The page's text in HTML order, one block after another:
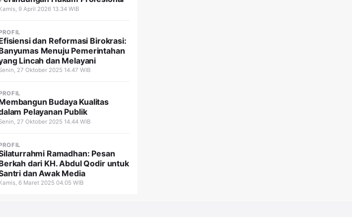
9 April 2026 13.34 WIB
dan Reformasi Birokrasi:
Menuju Pemerintahan
Lincah dan Melayani
27 Oktober 2025 14.47 WIB
Budaya Kualitas
Pelayanan Publik
27 Oktober 2025 14.44 WIB
Ramadhan: Pesan
dari KH. Abdul Qodir untuk
dan Awak Media
6 Maret 2025 04.05 WIB